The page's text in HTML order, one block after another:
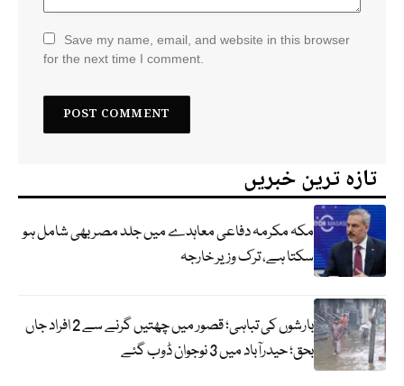
Save my name, email, and website in this browser
for the next time I comment.
تازہ ترین خبریں
مکہ مکرمہ دفاعی معاہدے میں جلد مصر بھی شامل ہو
سکتا ہے، ترک وزیر خارجہ
بارشوں کی تباہی؛ قصور میں چھتیں گرنے سے 2 افراد جاں
بحق؛ حیدرآباد میں 3 نوجوان ڈوب گئے